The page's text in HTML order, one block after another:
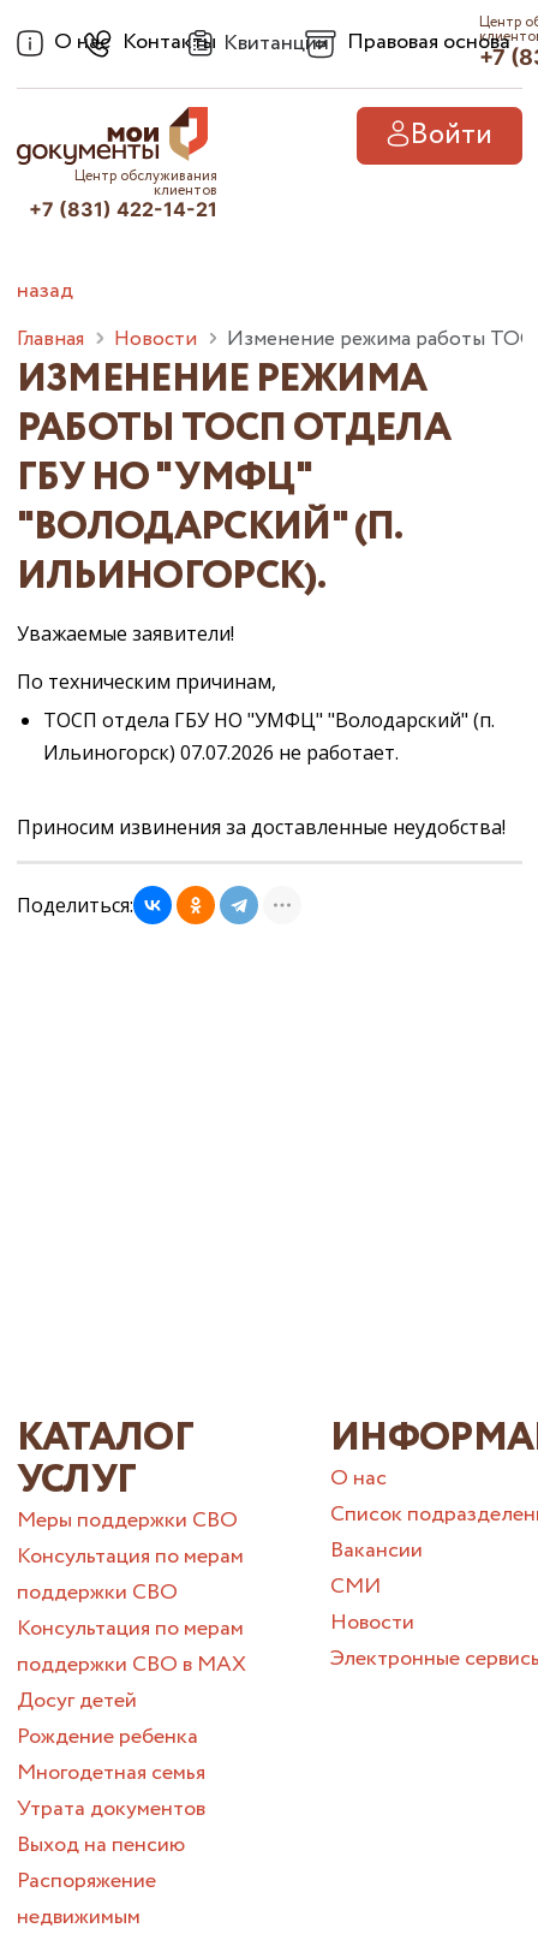
О нас Контакты Квитанции Правовая основа
Центр
+7
Войти
Центр обслуживания
клиентов
+7 (831) 422-14-21
назад
Главная Новости Изменение режима работы
ИЗМЕНЕНИЕ РЕЖИМА
РАБОТЫ ТОСП ОТДЕЛА
ГБУ НО "УМФЦ"
"ВОЛОДАРСКИЙ" (П.
ИЛЬИНОГОРСК).
Уважаемые заявители!
По техническим причинам,
ТОСП отдела ГБУ НО "УМФЦ" "Володарский" (п.
Ильиногорск) 07.07.2026 не работает.
Приносим извинения за доставленные неудобства!
Поделиться:
КАТАЛОГ
УСЛУГ
Меры поддержки СВО
Консультация по мерам
поддержки СВО
Консультация по мерам
поддержки СВО в МАХ
Досуг детей
Рождение ребенка
Многодетная семья
Утрата документов
Выход на пенсию
Распоряжение
недвижимым
О нас
Список
Вакансии
СМИ
Новости
Электронные